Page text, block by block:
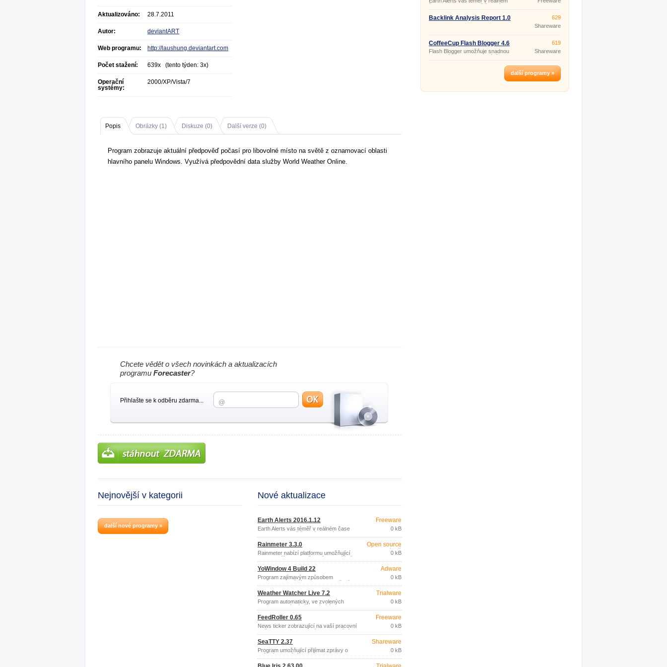
Aktualizováno: 28.7.2011
Autor: deviantART
Web programu: http://laushung.deviantart.com
Počet stažení: 639x (tento týden: 3x)
Operační
systémy:
2000/XP/Vista/7
Popis Obrázky (1) Diskuze (0) Další verze (0)
Program zobrazuje aktuální předpověď počasí pro libovolné místo na světě z oznamovací oblasti
hlavního panelu Windows. Využívá předpovědní data služby World Weather Online.
Chcete vědět o všech novinkách a aktualizacích
programu Forecaster?
Přihlašte se k odběru zdarma...
Nejnovější v kategorii
další nové programy »
Nové aktualizace
Earth Alerts 2016.1.12
Earth Alerts vás téměř v reálném čase
informuje o zemětřeseních, vlnách
tsunami, erupcích sopek, hurikánech,
záplavách, požárech, sesuvech půdy,
tornádech a dalších přírodních
událostech nebo katastrofách kdekoliv
na světě.
Freeware
0 kB
Rainmeter 3.3.0
Rainmeter nabízí platformu umožňující
zobrazit přímo na ploše vašeho počítače
aktuální informace o spotřebě
systémových prostředků nebo další
údaje z vašich online datových zdrojů
(předpovědi počasí, RSS, zprávy
elektronické pošty, apod.
Open source
(gpl)
0 kB
YoWindow 4 Build 22
Program zajímavým způsobem
zobrazuje aktuální informace o počasí ve
vybrané lokalitě téměř kdekoliv na celém
světě (21000 lokalit).
Adware
0 kB
Weather Watcher Live 7.2
Program automaticky, ve zvolených
intervalech, získává aktuální údaje o
počasí, předpovědích počasí na různou
dobu, výstrahy a povětrnostní mapy z
více než 77000 měst na celém světě.
Trialware
0 kB
FeedRoller 0.65
News ticker zobrazující na vaší pracovní
ploše novinky z vybraných informačních
zdrojů (RSS, Atom).
Freeware
0 kB
SeaTTY 2.37
Program umožňující přijímat zprávy o
počasí, varování pro navigaci a
meteorologické mapy vysílané v
Shareware
0 kB
čase informuje o zemětřeseních,
hurikánech, záplavách, požárech,
sesuvech půdy, tornádech a dalších
Backlink Analysis Report 1.0
629
Shareware
CoffeeCup Flash Blogger 4.6
Flash Blogger umožňuje snadnou
tvorbu, úpravu a publikování tzv.
619
Shareware
další programy »